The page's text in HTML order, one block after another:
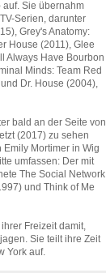
auf. Sie übernahm
Serien, darunter
Grey's Anatomy:
House (2011), Glee
Always Have Bourbon
Minds: Team Red
Dr. House (2004),
bald an der Seite von
(2017) zu sehen
Mortimer in Wig
umfassen: Der mit
The Social Network
und Think of Me
Freizeit damit,
Sie teilt ihre Zeit
York auf.